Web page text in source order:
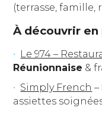
(terrasse, famille,
À découvrir
Le 974 –
Réunionnaise &
Simply French –
assiettes